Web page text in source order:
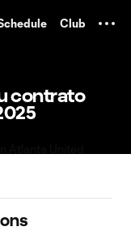
Club
contrato